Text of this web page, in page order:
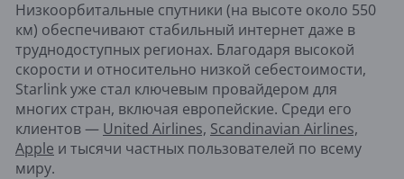
Низкоорбитальные спутники (на высоте около 550
км) обеспечивают стабильный интернет даже в
труднодоступных регионах. Благодаря высокой
скорости и относительно низкой себестоимости,
Starlink уже стал ключевым провайдером для
многих стран, включая европейские. Среди его
клиентов — United Airlines, Scandinavian Airlines,
Apple и тысячи частных пользователей по всему
миру.